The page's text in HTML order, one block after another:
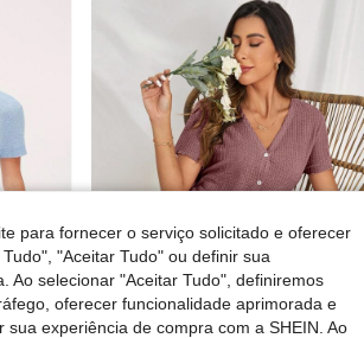
para fornecer o serviço solicitado e oferecer
"Aceitar Tudo" ou definir sua
Ao selecionar "Aceitar Tudo", definiremos
oferecer funcionalidade aprimorada e
experiência de compra com a SHEIN. Ao